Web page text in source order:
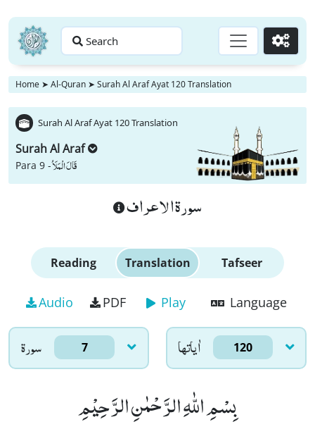
Search Go
Home ➤ Al-Quran ➤ Surah Al Araf Ayat 120 Translation
Surah Al Araf Ayat 120 Translation
Surah Al Araf
Para 9 -قَالَ الْمَلَاُ
سورة الاعراف
Reading Translation Tafseer
Audio PDF Play Language
سورۃ 7 اٰياتها 120
بِسْمِ اللّٰهِ الرَّحْمٰنِ الرَّحِیْمِ